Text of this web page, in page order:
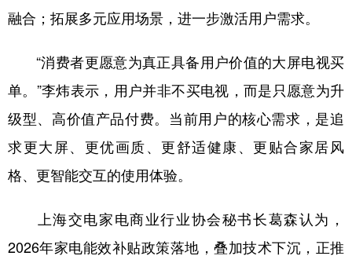
融合；拓展多元应用场景，进一步激活用户需求。
“消费者更愿意为真正具备用户价值的大屏电视买
单。”李炜表示，用户并非不买电视，而是只愿意为升
级型、高价值产品付费。当前用户的核心需求，是追
求更大屏、更优画质、更舒适健康、更贴合家居风
格、更智能交互的使用体验。
上海交电家电商业行业协会秘书长葛森认为，
2026年家电能效补贴政策落地，叠加技术下沉，正推